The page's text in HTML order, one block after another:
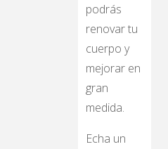
podrás
renovar tu
cuerpo y
mejorar en
gran
medida.
Echa un